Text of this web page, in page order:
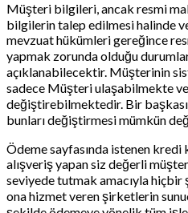
Müşteri bilgileri, ancak resmi
bilgilerin talep edilmesi halinde
mevzuat hükümleri gereğince
yapmak zorunda olduğu
açıklanabilecektir. Müşterinin
sadece Müşteri ulaşabilmekte
değiştirebilmektedir. Bir
bunları değiştirmesi mümkün
Ödeme sayfasında istenen
alışveriş yapan siz değerli
seviyede tutmak amacıyla
ona hizmet veren şirketlerin